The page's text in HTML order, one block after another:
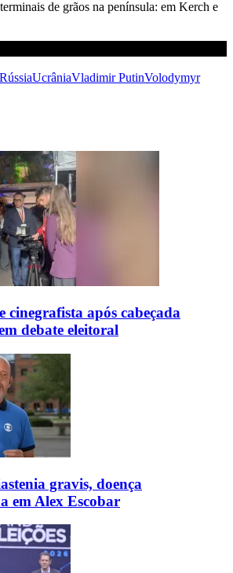
de grãos na península: em Kerch e
RússiaUcrâniaVladimir PutinVolodymyr
cinegrafista após cabeçada
debate eleitoral
gravis, doença
em Alex Escobar